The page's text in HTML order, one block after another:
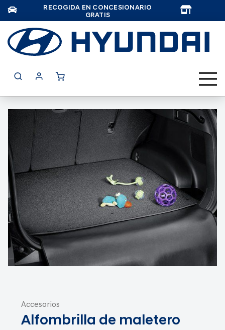
RECOGIDA EN CONCESIONARIO
GRATIS
Accesorios
Alfombrilla de maletero
al
final
de
la
galería
de
imágenes
comienzo